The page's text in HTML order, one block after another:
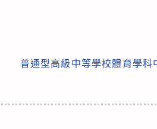
普通型高級中等學校體育學